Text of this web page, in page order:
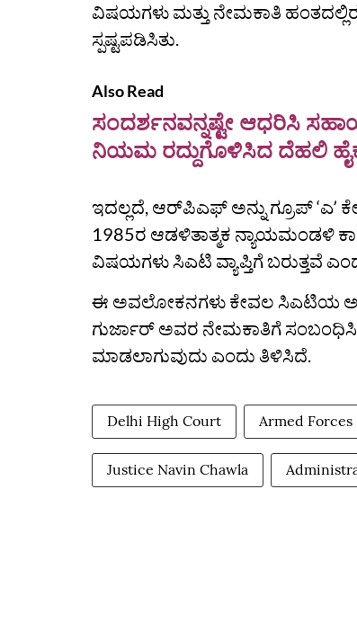
ವಿಷಯಗಳು ಮತ್ತು ನೇಮಕಾತಿ
ಸ್ಪಷ್ಟಪಡಿಸಿತು.
Also Read
ಸಂದರ್ಶನವನ್ನಷ್ಟೇ ಆಧರಿಸಿ
ನಿಯಮ ರದ್ದುಗೊಳಿಸಿದ ದೆಹಲಿ
ಇದಲ್ಲದೆ, ಆರ್‌ಪಿಎಫ್ ಅನ್ನು ಗ್ರೂಪ್ ‘ಎʼ
1985ರ ಆಡಳಿತಾತ್ಮಕ ನ್ಯಾಯಮಂಡಳಿ
ವಿಷಯಗಳು ಸಿಎಟಿ ವ್ಯಾಪ್ತಿಗೆ ಬರುತ್ತವೆ
ಈ ಅವಲೋಕನಗಳು ಕೇವಲ ಸಿಎಟಿಯ
ಗುರ್ಜಾರ್ ಅವರ ನೇಮಕಾತಿಗೆ
ಮಾಡಲಾಗುವುದು ಎಂದು ತಿಳಿಸಿದೆ.
Delhi High Court Armed Forces
Justice Navin Chawla